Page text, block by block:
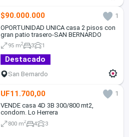
$90.000.000
1
OPORTUNIDAD UNICA casa 2 pisos con
gran patio trasero-SAN BERNARDO
95 m2 3 1
Destacado
San Bernardo
UF11.700,00
1
VENDE casa 4D 3B 300/800 mt2,
condom. Lo Herrera
800 m2 4 3